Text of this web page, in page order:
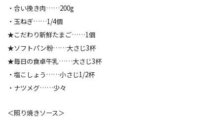
・合い挽き肉……200g
・玉ねぎ……1/4個
★こだわり新鮮たまご……1個
★ソフトパン粉……大さじ3杯
★毎日の食卓牛乳……大さじ3杯
・塩こしょう……小さじ1/2杯
・ナツメグ……少々
＜照り焼きソース＞